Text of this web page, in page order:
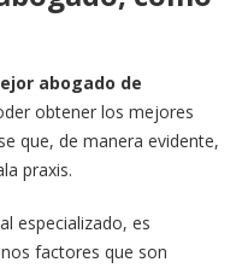
abogado de
obtener los mejores
que, de manera evidente,
praxis.
especializado, es
factores que son